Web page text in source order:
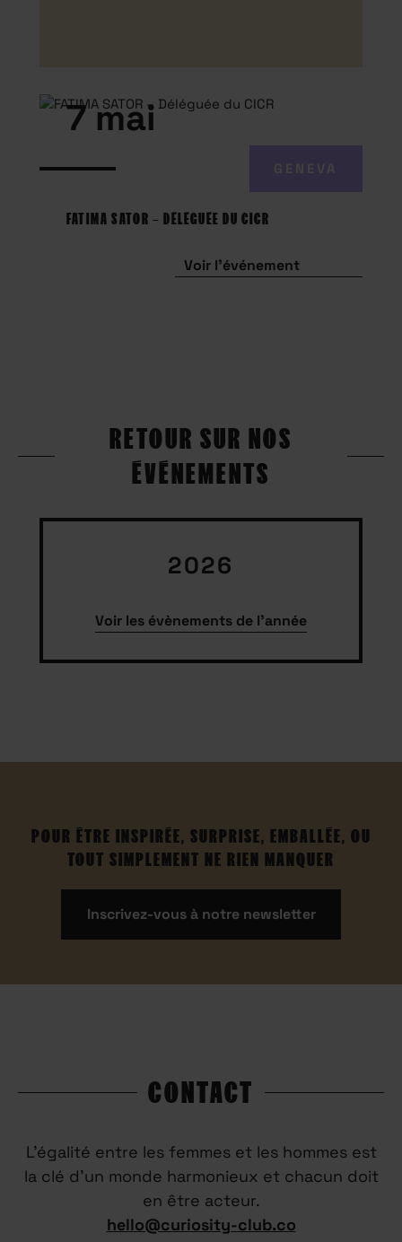
7 mai
FATIMA SATOR – DÉLÉGUÉE DU CICR
Voir l'événement
RETOUR SUR NOS
ÉVÉNEMENTS
2026
Voir les évènements de l'année
POUR ÊTRE INSPIRÉE, SURPRISE, EMBALLÉE, OU
TOUT SIMPLEMENT NE RIEN MANQUER
Inscrivez-vous à notre newsletter
CONTACT
L’égalité entre les femmes et les hommes est
la clé d’un monde harmonieux et chacun doit
en être acteur.
hello@curiosity-club.co